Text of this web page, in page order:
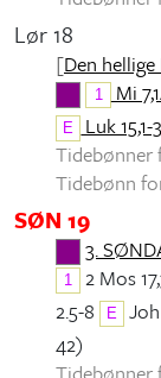
Lør 18
[Den
1 Mi
E
Luk 15,1-
Tidebønner
Tidebønn
SØN 19
3.
1 2 Mos
2.5-8
E
42)